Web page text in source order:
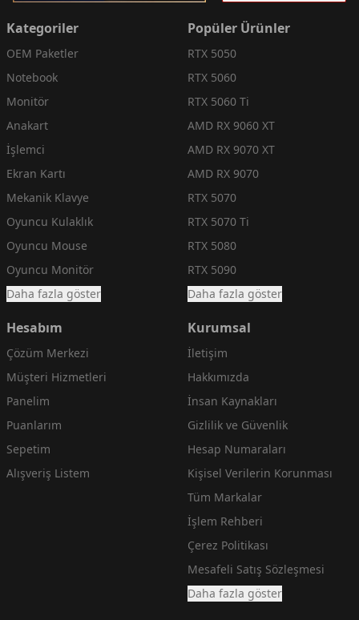
Kategoriler
OEM Paketler
Notebook
Monitör
Anakart
İşlemci
Ekran Kartı
Mekanik Klavye
Oyuncu Kulaklık
Oyuncu Mouse
Oyuncu Monitör
Daha fazla göster
Popüler Ürünler
RTX 5050
RTX 5060
RTX 5060 Ti
AMD RX 9060 XT
AMD RX 9070 XT
AMD RX 9070
RTX 5070
RTX 5070 Ti
RTX 5080
RTX 5090
Daha fazla göster
Hesabım
Çözüm Merkezi
Müşteri Hizmetleri
Panelim
Puanlarım
Sepetim
Alışveriş Listem
Kurumsal
İletişim
Hakkımızda
İnsan Kaynakları
Gizlilik ve Güvenlik
Hesap Numaraları
Kişisel Verilerin Korunması
Tüm Markalar
İşlem Rehberi
Çerez Politikası
Mesafeli Satış Sözleşmesi
Daha fazla göster